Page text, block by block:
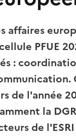
affaires
PFUE
:
de l'année
la
de